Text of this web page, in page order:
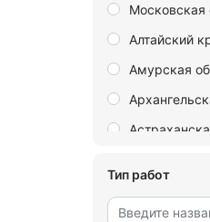
Московская
Алтайский
Амурская
Брянская
Тип работ